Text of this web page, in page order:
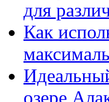
для
Как
озере